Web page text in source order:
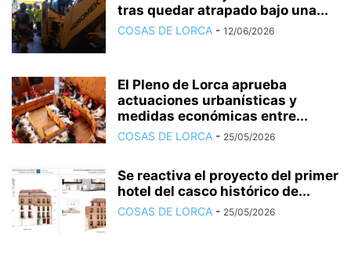
tras quedar atrapado bajo una...
COSAS DE LORCA - 12/06/2026
El Pleno de Lorca aprueba
actuaciones urbanísticas y
medidas económicas entre...
COSAS DE LORCA - 25/05/2026
Se reactiva el proyecto del primer
hotel del casco histórico de...
COSAS DE LORCA - 25/05/2026